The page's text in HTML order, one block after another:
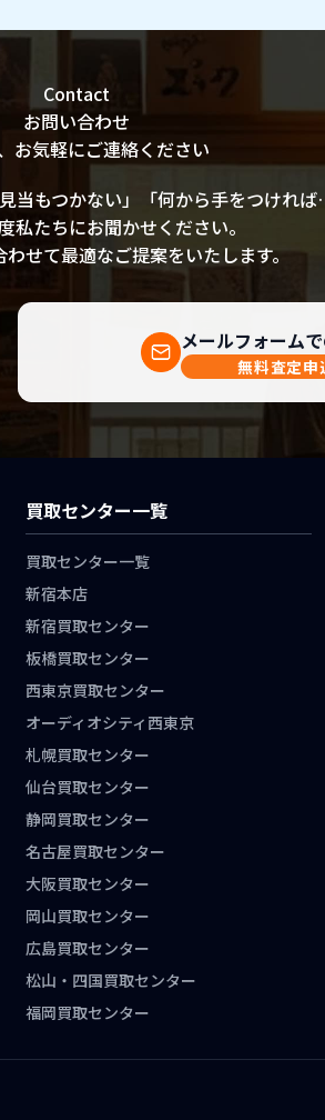
を送って下さい。
です。
Contact
お問い合わせ
お気軽にご連絡ください
当もつかない」「何から手をつけれ
私たちにお聞かせください。
せて最適なご提案をいたします。
メールフォーム
無料査定申
買取センター一覧
買取センター一覧
新宿本店
新宿買取センター
板橋買取センター
西東京買取センター
オーディオシティ西東京
札幌買取センター
仙台買取センター
静岡買取センター
名古屋買取センター
大阪買取センター
岡山買取センター
広島買取センター
松山・四国買取センター
福岡買取センター